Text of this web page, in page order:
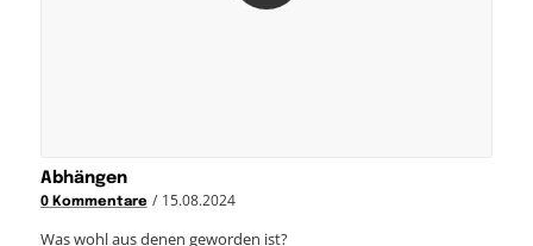
Abhängen
0 Kommentare / 15.08.2024
Was wohl aus denen geworden ist?